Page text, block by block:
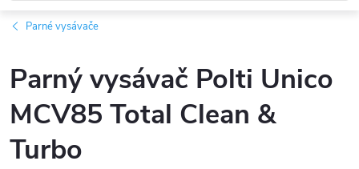
Parné vysávače
Parný vysávač Polti Unico
MCV85 Total Clean &
Turbo